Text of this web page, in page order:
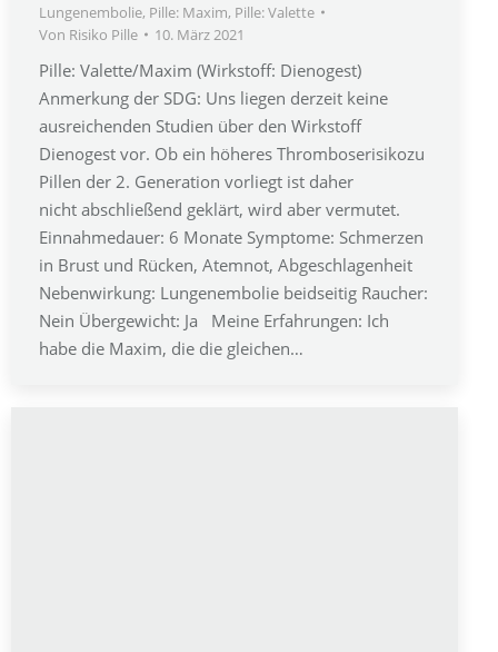
Lungenembolie, Pille: Maxim, Pille: Valette
Von Risiko Pille 10. März 2021
Pille: Valette/Maxim (Wirkstoff: Dienogest)
Anmerkung der SDG: Uns liegen derzeit keine
ausreichenden Studien über den Wirkstoff
Dienogest vor. Ob ein höheres Thromboserisikozu
Pillen der 2. Generation vorliegt ist daher
nicht abschließend geklärt, wird aber vermutet.
Einnahmedauer: 6 Monate Symptome: Schmerzen
in Brust und Rücken, Atemnot, Abgeschlagenheit
Nebenwirkung: Lungenembolie beidseitig Raucher:
Nein Übergewicht: Ja Meine Erfahrungen: Ich
habe die Maxim, die die gleichen…